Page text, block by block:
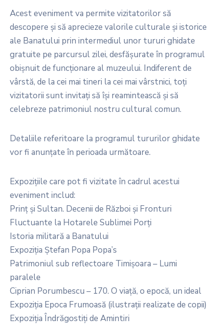
Acest eveniment va permite vizitatorilor să
descopere și să aprecieze valorile culturale și istorice
ale Banatului prin intermediul unor tururi ghidate
gratuite pe parcursul zilei, desfășurate în programul
obișnuit de funcționare al muzeului. Indiferent de
vârstă, de la cei mai tineri la cei mai vârstnici, toți
vizitatorii sunt invitați să își reamintească și să
celebreze patrimoniul nostru cultural comun.
Detaliile referitoare la programul tururilor ghidate
vor fi anunțate în perioada următoare.
Expozițiile care pot fi vizitate în cadrul acestui
eveniment includ:
Prinț și Sultan. Decenii de Război și Fronturi
Fluctuante la Hotarele Sublimei Porți
Istoria militară a Banatului
Expoziția Ștefan Popa Popa’s
Patrimoniul sub reflectoare Timișoara – Lumi
paralele
Ciprian Porumbescu – 170. O viață, o epocă, un ideal
Expoziția Epoca Frumoasă (ilustrații realizate de copii)
Expoziția Îndrăgostiți de Amintiri